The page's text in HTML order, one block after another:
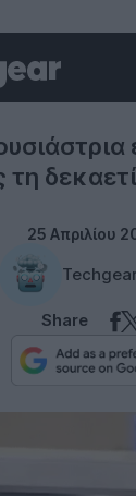
τη
25 Απριλίου
Share